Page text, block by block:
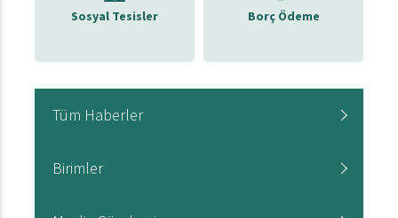
Sosyal Tesisler Borç Ödeme
Tüm Haberler
Birimler